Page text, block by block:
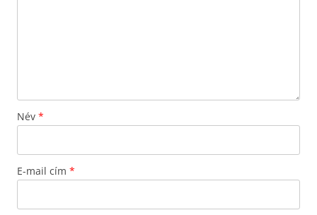
Név *
E-mail cím *